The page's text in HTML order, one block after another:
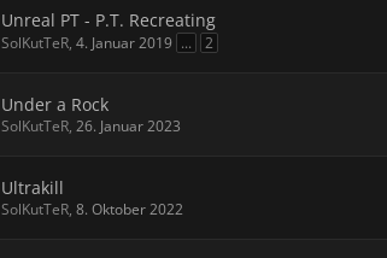
Unreal PT - P.T. Recreating
SolKutTeR, 4. Januar 2019 ... 2
Under a Rock
SolKutTeR, 26. Januar 2023
Ultrakill
SolKutTeR, 8. Oktober 2022